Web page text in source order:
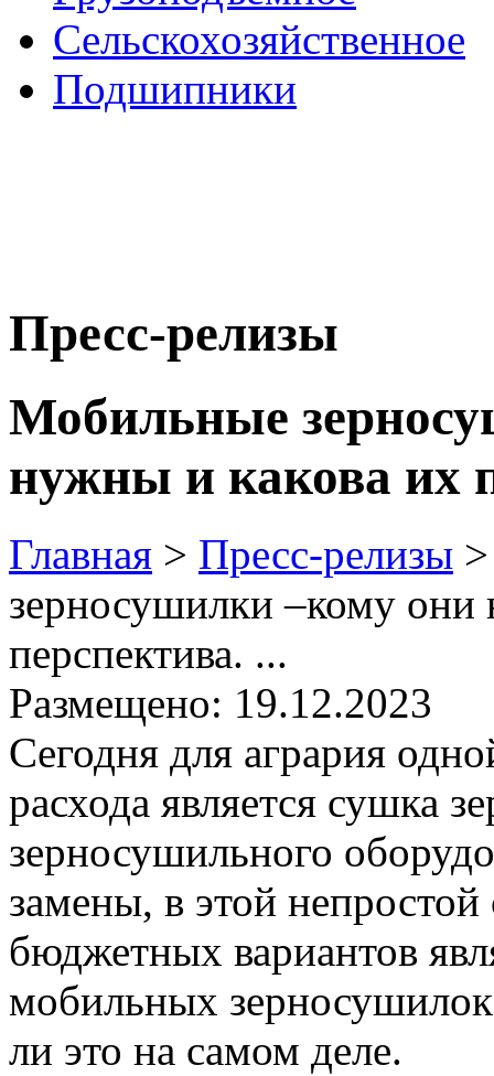
Сельскохозяйственное
Подшипники
Пресс-релизы
Мобильные
нужны и какова их
Главная > Пресс-релизы
зерносушилки –кому они
перспектива. ...
Размещено: 19.12.2023
Сегодня для агрария
расхода является сушка
зерносушильного
замены, в этой
бюджетных вариантов
мобильных
ли это на самом деле.